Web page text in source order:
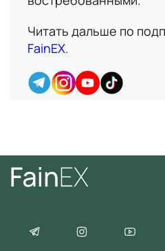
Читать дальше по
FainEX.
Вопрос